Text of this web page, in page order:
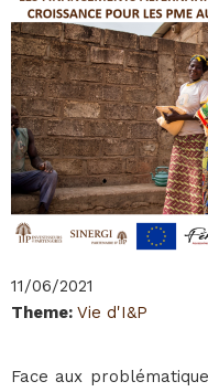
11/06/2021
Theme: Vie d'I&P
Face aux